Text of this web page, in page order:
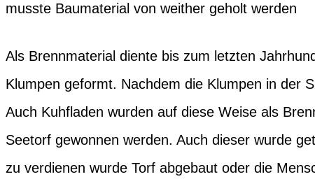
musste Baumaterial von weither geholt werden
Als Brennmaterial diente bis zum letzten
Klumpen geformt. Nachdem die Klumpen in der
Auch Kuhfladen wurden auf diese Weise als
Seetorf gewonnen werden. Auch dieser wurde
zu verdienen wurde Torf abgebaut oder die